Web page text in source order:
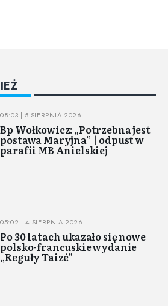
08:03 | 5 SIERPNIA 2026
Bp Wołkowicz: „Potrzebna jest
postawa Maryjna” | odpust w
parafii MB Anielskiej
05:02 | 4 SIERPNIA 2026
Po 30 latach ukazało się nowe
polsko-francuskie wydanie
„Reguły Taizé”